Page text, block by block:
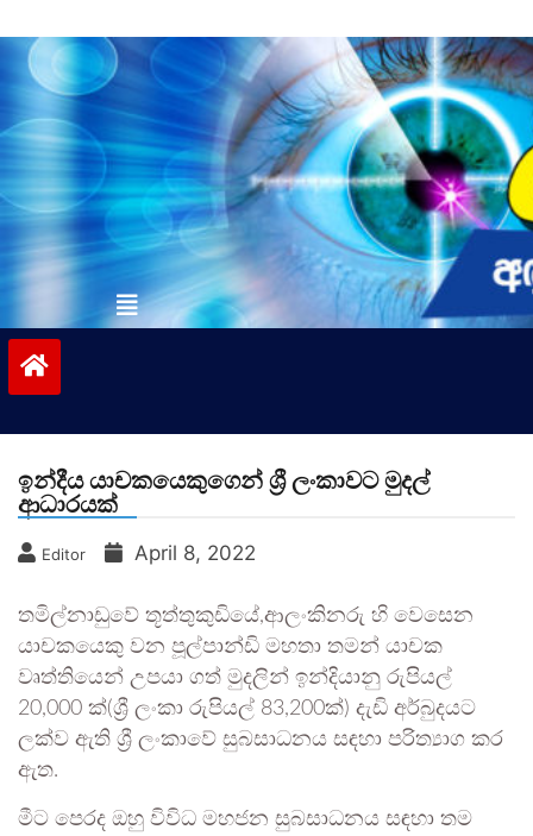
to
contentvinivida.lk
ඉන්දීය යාචකයෙකුගෙන් ශ්‍රී ලංකාවට මුදල්
ආධාරයක්
Editor April 8, 2022
තමිල්නාඩුවේ තූත්තුකුඩියේ,ආලංකිනරු හි වෙසෙන
යාචකයෙකු වන පූල්පාන්ඩි මහතා තමන් යාචක
වෘත්තියෙන් උපයා ගත් මුදලින් ඉන්දියානු රුපියල්
20,000 ක්(ශ්‍රී ලංකා රුපියල් 83,200ක්) දැඩි අර්බුදයට
ලක්ව ඇති ශ්‍රී ලංකාවේ සුබසාධනය සඳහා පරිත්‍යාග කර
ඇත.
මීට පෙරද ඔහු විවිධ මහජන සුබසාධනය සඳහා තම